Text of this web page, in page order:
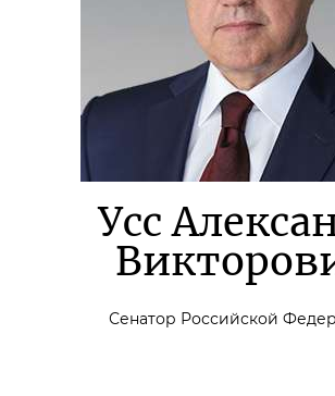
Усс
Сенатор Российской